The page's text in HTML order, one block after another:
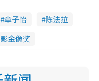
章子怡
陈法拉
金像奖